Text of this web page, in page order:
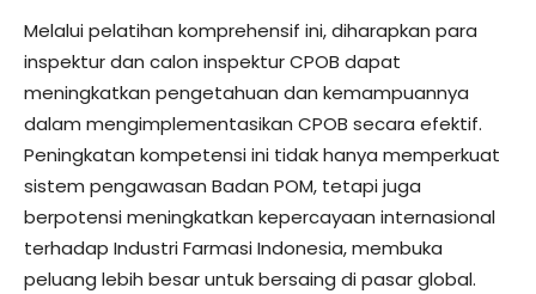
Melalui pelatihan komprehensif ini, diharapkan para
inspektur dan calon inspektur CPOB dapat
meningkatkan pengetahuan dan kemampuannya
dalam mengimplementasikan CPOB secara efektif.
Peningkatan kompetensi ini tidak hanya memperkuat
sistem pengawasan Badan POM, tetapi juga
berpotensi meningkatkan kepercayaan internasional
terhadap Industri Farmasi Indonesia, membuka
peluang lebih besar untuk bersaing di pasar global.